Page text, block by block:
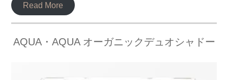
Read More
AQUA・AQUA オーガニックデュオシャドー